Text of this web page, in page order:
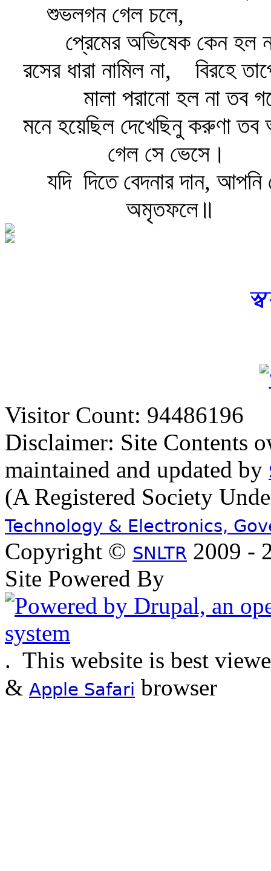
শুভলগন গেল চলে,
প্রেমের অভিষেক কেন হল
রসের ধারা নামিল না,
বিরহে
মালা পরানো হল না তব
মনে হয়েছিল দেখেছিনু করুণা তব
গেল সে ভেসে।
যদি দিতে বেদনার দান, আপনি
অমৃতফলে॥
Visitor Count: 94486196
Disclaimer: Site Contents
maintained and updated by
(A Registered Society
Technology & Electronics,
Copyright © SNLTR 2009 -
Site Powered By
. This website is best
& Apple Safari browser